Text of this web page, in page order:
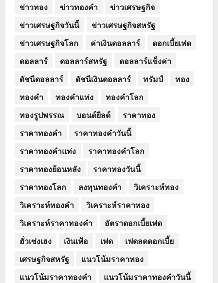
ข่าวทอง
ข่าวทองคำ
ข่าวเศรษฐกิจ
ข่าวเศรษฐกิจวันนี้
ข่าวเศรษฐกิจสหรัฐ
ข่าวเศรษฐกิจโลก
ค่าเงินดอลลาร์
ดอกเบี้ยเฟด
ดอลลาร์
ดอลลาร์สหรัฐ
ดอลลาร์แข็งค่า
ดัชนีดอลลาร์
ดัชนีเงินดอลลาร์ ทรัมป์
ทอง
ทองคำ
ทองคำแท่ง
ทองคำโลก
ทองรูปพรรณ
บอนด์ยีลด์
ราคาทอง
ราคาทองคำ
ราคาทองคำวันนี้
ราคาทองคำแท่ง
ราคาทองคำโลก
ราคาทองย้อนหลัง
ราคาทองวันนี้
ราคาทองโลก
ลงทุนทองคำ
วิเคราะห์ทอง
วิเคราะห์ทองคำ
วิเคราะห์ราคาทอง
วิเคราะห์ราคาทองคำ
อัตราดอกเบี้ยเฟด
ฮั่วเซ่งเฮง
เงินเฟ้อ เฟด
เฟดลดดอกเบี้ย
เศรษฐกิจสหรัฐ
แนวโน้มราคาทอง
แนวโน้มราคาทองคำ
แนวโน้มราคาทองคำวันนี้